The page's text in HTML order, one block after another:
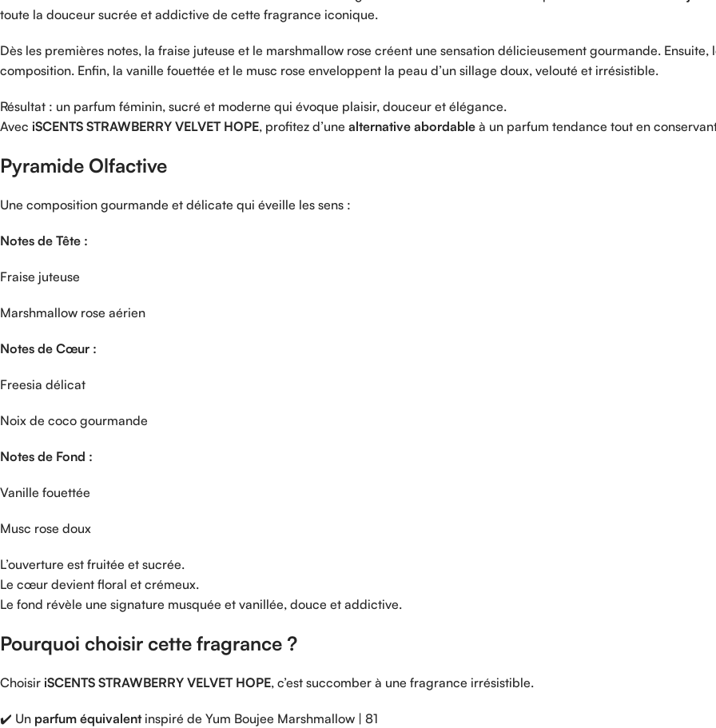
toute la douceur sucrée et addictive de cette fragrance iconique.
Dès les premières notes, la fraise juteuse et le marshmallow rose créent une sensation délicieusement gourmande. Ensuite,
composition. Enfin, la vanille fouettée et le musc rose enveloppent la peau d’un sillage doux, velouté et irrésistible.
Résultat : un parfum féminin, sucré et moderne qui évoque plaisir, douceur et élégance.
Avec iSCENTS STRAWBERRY VELVET HOPE, profitez d’une alternative abordable à un parfum tendance tout en
Pyramide Olfactive
Une composition gourmande et délicate qui éveille les sens :
Notes de Tête :
Fraise juteuse
Marshmallow rose aérien
Notes de Cœur :
Freesia délicat
Noix de coco gourmande
Notes de Fond :
Vanille fouettée
Musc rose doux
L’ouverture est fruitée et sucrée.
Le cœur devient floral et crémeux.
Le fond révèle une signature musquée et vanillée, douce et addictive.
Pourquoi choisir cette fragrance ?
Choisir iSCENTS STRAWBERRY VELVET HOPE, c’est succomber à une fragrance irrésistible.
✔️ Un parfum équivalent inspiré de Yum Boujee Marshmallow | 81